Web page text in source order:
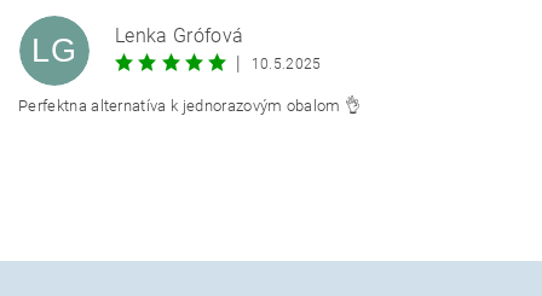
LG
Lenka Grófová
|
10.5.2025
Perfektna alternatíva k jednorazovým obalom 👌